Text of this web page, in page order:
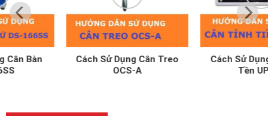
Cách Sử Dụng Cân Treo
Cách Sử Dụng Cân Tính